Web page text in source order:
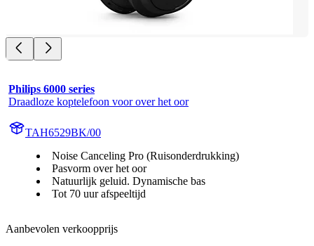
Philips 6000 series
Draadloze koptelefoon voor over het oor
TAH6529BK/00
Noise Canceling Pro (Ruisonderdrukking)
Pasvorm over het oor
Natuurlijk geluid. Dynamische bas
Tot 70 uur afspeeltijd
Aanbevolen verkoopprijs